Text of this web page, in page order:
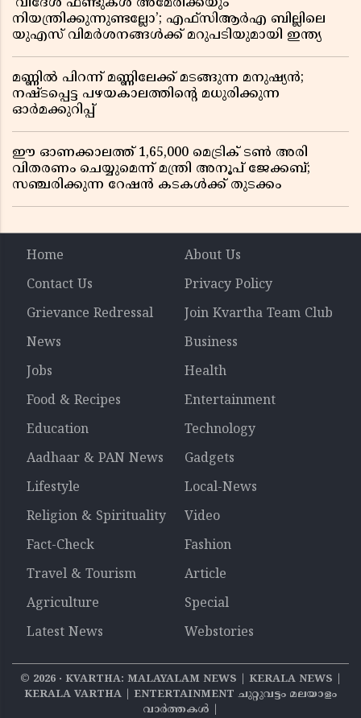
നിയന്ത്രിക്കുന്നുണ്ടല്ലോ’; എഫ്സിആർഎ ബില്ലിലെ
യുഎസ് വിമർശനങ്ങൾക്ക് മറുപടിയുമായി ഇന്ത്യ
മണ്ണിൽ പിറന്ന് മണ്ണിലേക്ക് മടങ്ങുന്ന മനുഷ്യൻ;
നഷ്ടപ്പെട്ട പഴയകാലത്തിൻ്റെ മധുരിക്കുന്ന
ഓർമക്കുറിപ്പ്
ഈ ഓണക്കാലത്ത് 1,65,000 മെട്രിക് ടൺ അരി
വിതരണം ചെയ്യുമെന്ന് മന്ത്രി അനൂപ് ജേക്കബ്;
സഞ്ചരിക്കുന്ന റേഷൻ കടകൾക്ക് തുടക്കം
Home
About Us
Contact Us
Privacy Policy
Grievance Redressal
Join Kvartha Team Club
News
Business
Jobs
Health
Food & Recipes
Entertainment
Education
Technology
Aadhaar & PAN News
Gadgets
Lifestyle
Local-News
Religion & Spirituality
Video
Fact-Check
Fashion
Travel & Tourism
Article
Agriculture
Special
Latest News
Webstories
© 2026‧ KVARTHA: MALAYALAM NEWS | KERALA NEWS |
KERALA VARTHA | ENTERTAINMENT ചുറ്റുവട്ടം മലയാളം
വാര്‍ത്തകൾ |